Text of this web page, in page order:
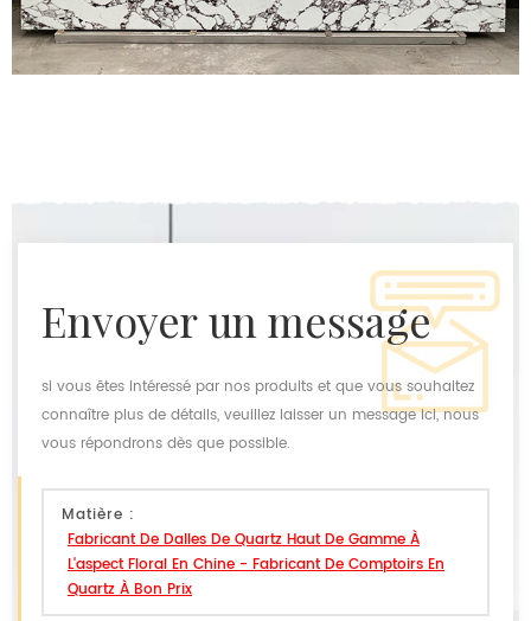
envoyer un message
si vous êtes intéressé par nos produits et que vous souhaitez
connaître plus de détails, veuillez laisser un message ici, nous
vous répondrons dès que possible.
Matière :
Fabricant De Dalles De Quartz Haut De Gamme À
L'aspect Floral En Chine - Fabricant De Comptoirs En
Quartz À Bon Prix